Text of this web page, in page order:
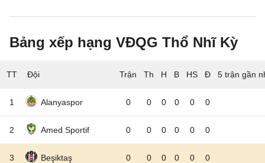
Bảng xếp hạng VĐQG Thổ Nhĩ Kỳ
TT Đội 5 trận gần
1 Alanyaspor 0 0 0 0 0 0
2 Amed Sportif 0 0 0 0 0 0
3 Beşiktaş 0 0 0 0 0 0